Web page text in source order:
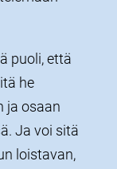
puoli, että
he
ja osaan
Ja voi sitä
loistavan,